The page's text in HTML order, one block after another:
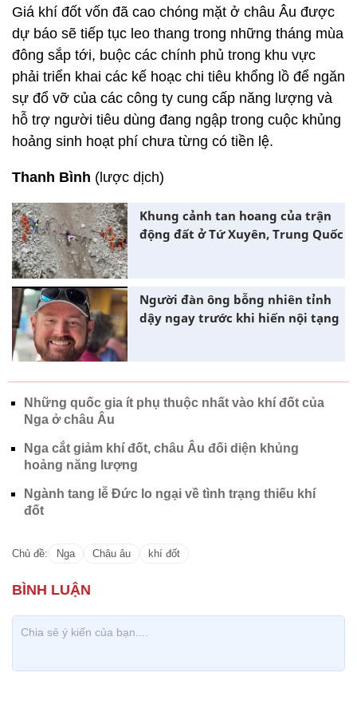
Giá khí đốt vốn đã cao chóng mặt ở châu Âu được
dự báo sẽ tiếp tục leo thang trong những tháng mùa
đông sắp tới, buộc các chính phủ trong khu vực
phải triển khai các kế hoạc chi tiêu khổng lồ để ngăn
sự đổ vỡ của các công ty cung cấp năng lượng và
hỗ trợ người tiêu dùng đang ngập trong cuộc khủng
hoảng sinh hoạt phí chưa từng có tiền lệ.
Thanh Bình (lược dịch)
Khung cảnh tan hoang của trận
động đất ở Tứ Xuyên, Trung Quốc
Người đàn ông bỗng nhiên tỉnh
dậy ngay trước khi hiến nội tạng
Những quốc gia ít phụ thuộc nhất vào khí đốt của
Nga ở châu Âu
Nga cắt giảm khí đốt, châu Âu đối diện khủng
hoảng năng lượng
Ngành tang lễ Đức lo ngại về tình trạng thiếu khí
đốt
Chủ đề: Nga Châu âu khí đốt